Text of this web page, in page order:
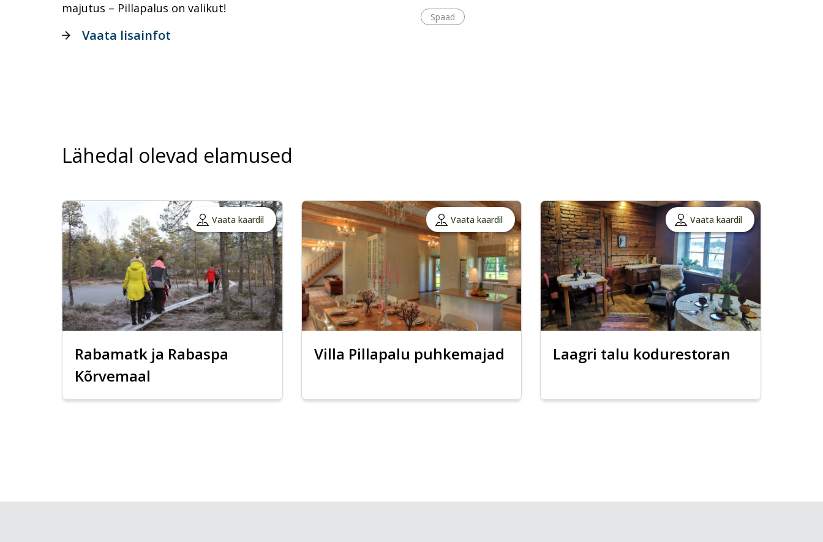
majutus – Pillapalus on valikut!
Spaad
Vaata lisainfot
Lähedal olevad elamused
Vaata kaardil
Rabamatk ja Rabaspa
Kõrvemaal
Vaata kaardil
Villa Pillapalu puhkemajad
Vaata kaardil
Laagri talu kodurestoran